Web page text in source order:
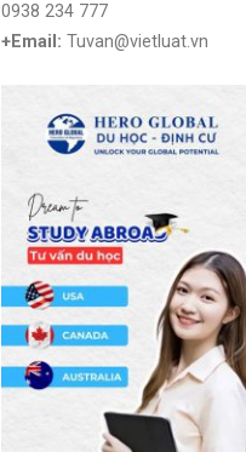
0938 234 777
+Email: Tuvan@vietluat.vn